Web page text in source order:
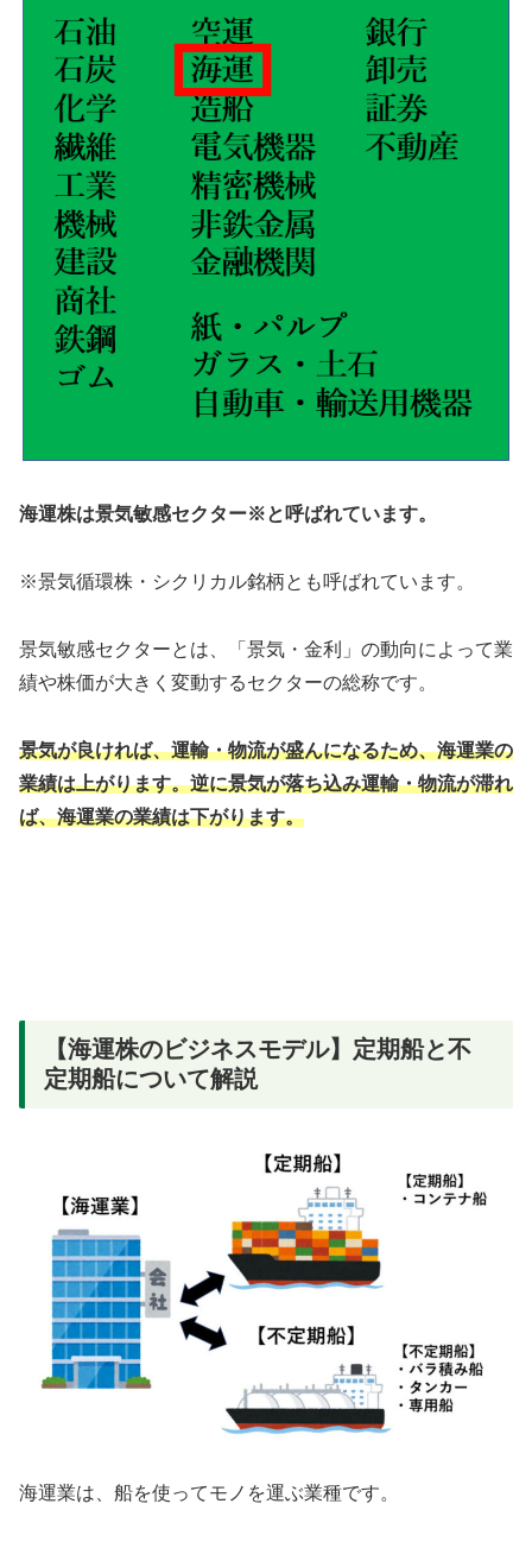
海運株は景気敏感セクター※と呼ばれています。
※景気循環株・シクリカル銘柄とも呼ばれています。
景気敏感セクターとは、「景気・金利」の動向によって業
績や株価が大きく変動するセクターの総称です。
景気が良ければ、運輸・物流が盛んになるため、海運業の
業績は上がります。逆に景気が落ち込み運輸・物流が滞れ
ば、海運業の業績は下がります。
【海運株のビジネスモデル】定期船と不
定期船について解説
海運業は、船を使ってモノを運ぶ業種です。